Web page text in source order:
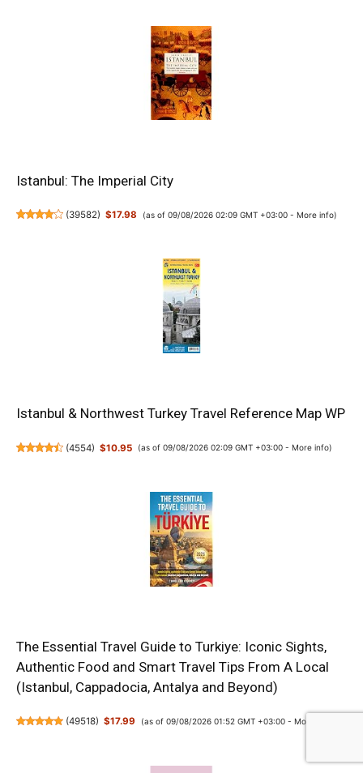
Istanbul: The Imperial City
(39582) $17.98 (as of 09/08/2026 02:09 GMT +03:00 - More info)
Istanbul & Northwest Turkey Travel Reference Map WP
(4554) $10.95 (as of 09/08/2026 02:09 GMT +03:00 - More info)
The Essential Travel Guide to Turkiye: Iconic Sights,
Authentic Food and Smart Travel Tips From A Local
(Istanbul, Cappadocia, Antalya and Beyond)
(49518) $17.99 (as of 09/08/2026 01:52 GMT +03:00 - More info